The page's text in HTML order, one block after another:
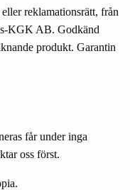
reklamationsrätt, från
KGK AB. Godkänd
produkt. Garantin
får under inga
oss först.